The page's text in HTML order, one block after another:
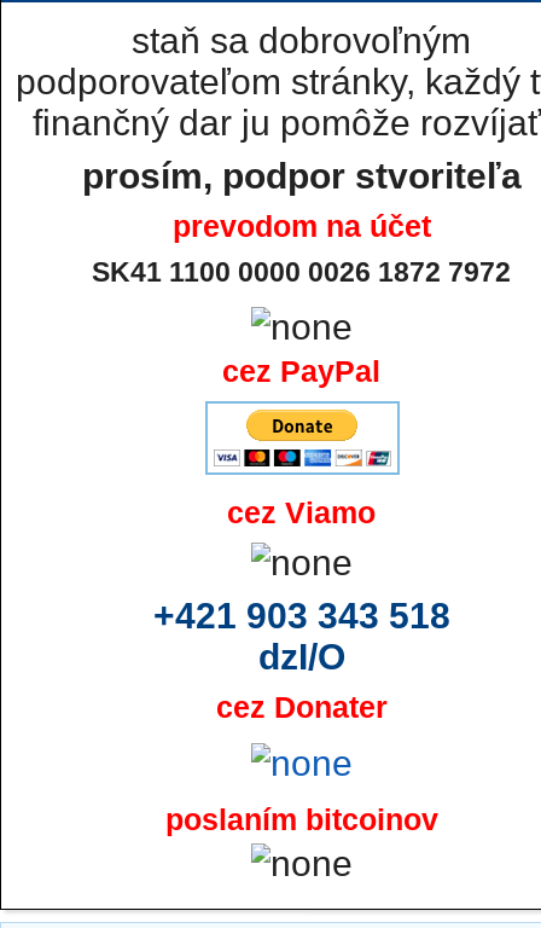
staň sa dobrovoľným
podporovateľom stránky, každý
finančný dar ju pomôže
prosím, podpor stvoriteľa
prevodom na účet
SK41 1100 0000 0026 1872 7972
cez PayPal
cez Viamo
+421 903 343 518
dzI/O
cez Donater
poslaním bitcoinov